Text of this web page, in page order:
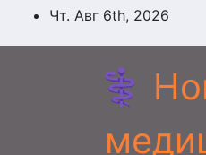
ПерейтиЧт. Авг 6th, 2026
⚕️